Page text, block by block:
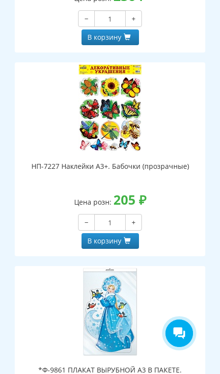
−
+
В корзину
НП-7227 Наклейки А3+. Бабочки (прозрачные)
Цена розн: 205 ₽
−
+
В корзину
*Ф-9861 ПЛАКАТ ВЫРУБНОЙ А3 В ПАКЕТЕ.